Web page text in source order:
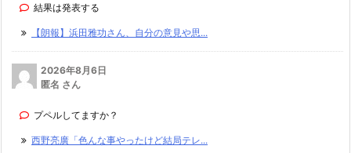
結果は発表する
【朗報】浜田雅功さん、自分の意見や思...
2026年8月6日
匿名 さん
プペルしてますか？
西野亮廣「色んな事やったけど結局テレ...